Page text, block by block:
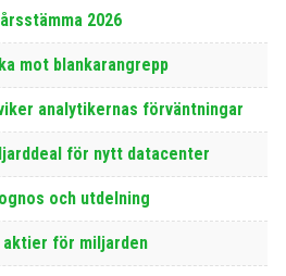
2026
mot blankarangrepp
analytikernas förväntningar
för nytt datacenter
och utdelning
aktier för miljarden